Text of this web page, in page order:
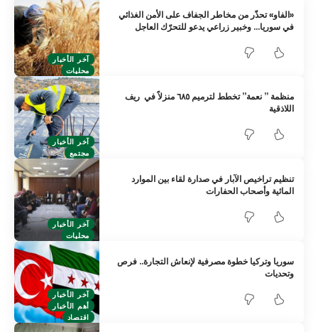
آخر الأخبار
محليات
«الفاو» تحذّر من مخاطر الجفاف على الأمن الغذائي
في سوريا… وخبير زراعي يدعو للتحرّك العاجل
آخر الأخبار
مجتمع
منظمة ” نعمة” تخطط لترميم ٦٨٥ منزلاً في ريف
اللاذقية
آخر الأخبار
محليات
تنظيم تراخيص الآبار في صدارة لقاء بين الموارد
المائية وأصحاب الحفارات
آخر الأخبار
أهم الأخبار
اقتصاد
سوريا وتركيا خطوة مصرفية لإنعاش التجارة.. فرص
وتحديات